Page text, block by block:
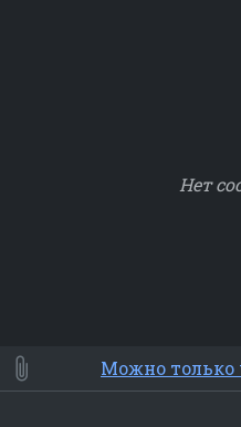
Нет
⭐ Мои
Смайлики
Люди
Можно только